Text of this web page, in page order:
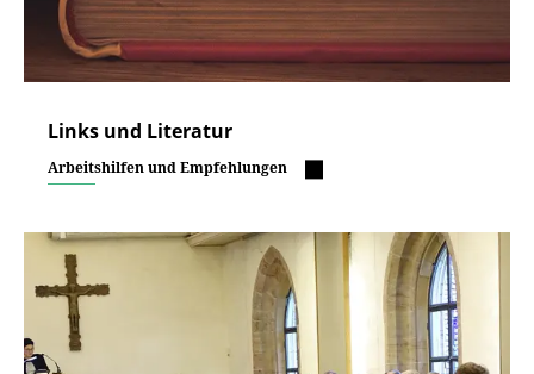
Links und Literatur
Arbeitshilfen und Empfehlungen